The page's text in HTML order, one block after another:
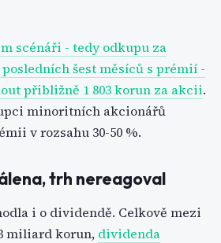
scénáři - tedy odkupu za
šest měsíců s prémií -
přibližně 1 803 korun za akcii.
minoritních akcionářů
v rozsahu 30-50 %.
trh nereagoval
i o dividendě. Celkově mezi
miliard korun, dividenda